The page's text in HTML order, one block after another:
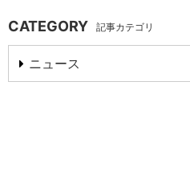
CATEGORY 記事カテゴリ
ニュース